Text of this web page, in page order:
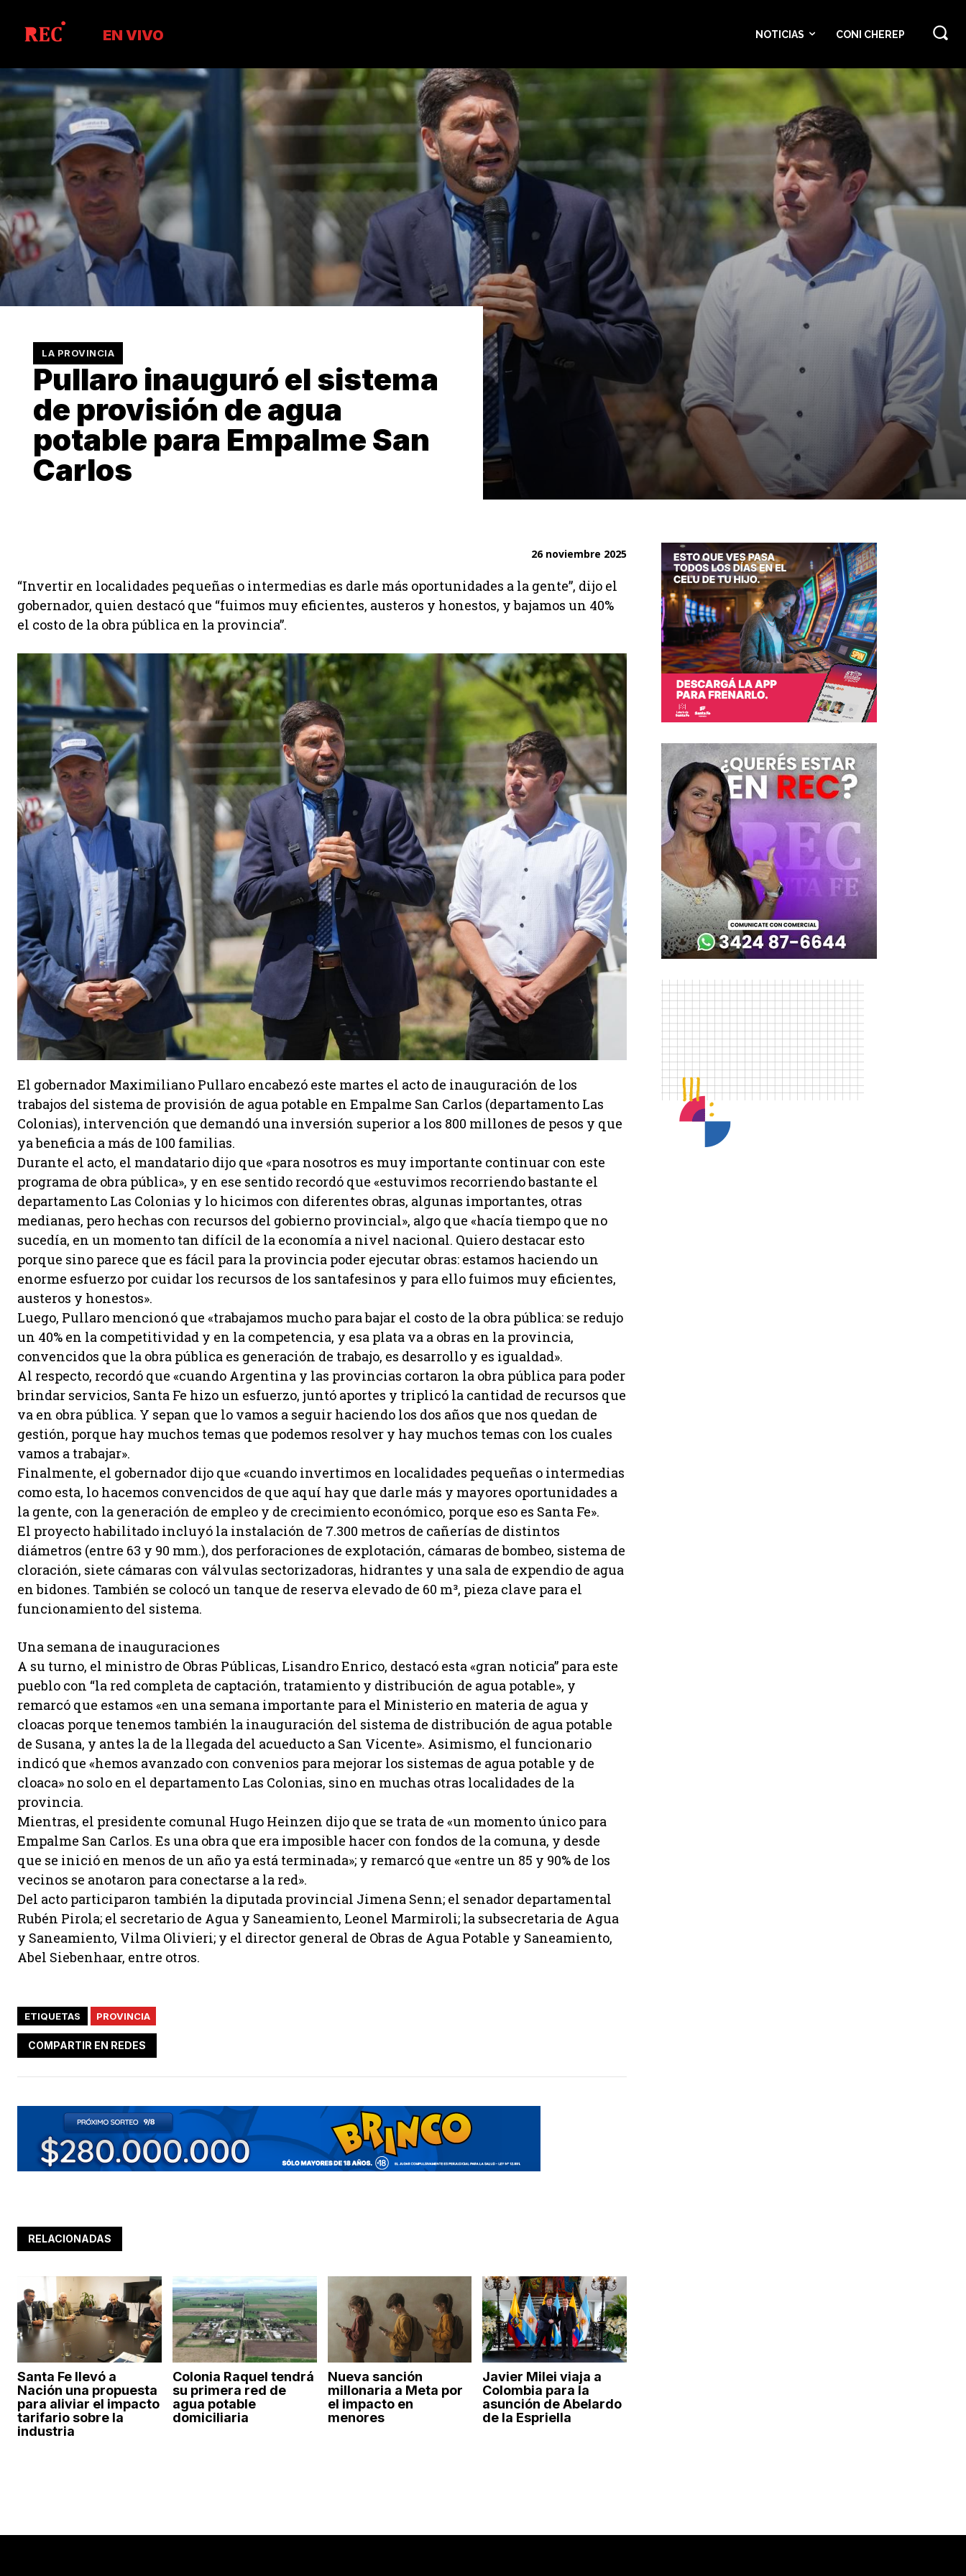
EN VIVO NOTICIAS CONI CHEREP
LA PROVINCIA
Pullaro inauguró el sistema
de provisión de agua
potable para Empalme San
Carlos
26 noviembre 2025
“Invertir en localidades pequeñas o intermedias es darle más oportunidades a la gente”, dijo el
gobernador, quien destacó que “fuimos muy eficientes, austeros y honestos, y bajamos un 40%
el costo de la obra pública en la provincia”.
El gobernador Maximiliano Pullaro encabezó este martes el acto de inauguración de los
trabajos del sistema de provisión de agua potable en Empalme San Carlos (departamento Las
Colonias), intervención que demandó una inversión superior a los 800 millones de pesos y que
ya beneficia a más de 100 familias.
Durante el acto, el mandatario dijo que «para nosotros es muy importante continuar con este
programa de obra pública», y en ese sentido recordó que «estuvimos recorriendo bastante el
departamento Las Colonias y lo hicimos con diferentes obras, algunas importantes, otras
medianas, pero hechas con recursos del gobierno provincial», algo que «hacía tiempo que no
sucedía, en un momento tan difícil de la economía a nivel nacional. Quiero destacar esto
porque sino parece que es fácil para la provincia poder ejecutar obras: estamos haciendo un
enorme esfuerzo por cuidar los recursos de los santafesinos y para ello fuimos muy eficientes,
austeros y honestos».
Luego, Pullaro mencionó que «trabajamos mucho para bajar el costo de la obra pública: se redujo
un 40% en la competitividad y en la competencia, y esa plata va a obras en la provincia,
convencidos que la obra pública es generación de trabajo, es desarrollo y es igualdad».
Al respecto, recordó que «cuando Argentina y las provincias cortaron la obra pública para poder
brindar servicios, Santa Fe hizo un esfuerzo, juntó aportes y triplicó la cantidad de recursos que
va en obra pública. Y sepan que lo vamos a seguir haciendo los dos años que nos quedan de
gestión, porque hay muchos temas que podemos resolver y hay muchos temas con los cuales
vamos a trabajar».
Finalmente, el gobernador dijo que «cuando invertimos en localidades pequeñas o intermedias
como esta, lo hacemos convencidos de que aquí hay que darle más y mayores oportunidades a
la gente, con la generación de empleo y de crecimiento económico, porque eso es Santa Fe».
El proyecto habilitado incluyó la instalación de 7.300 metros de cañerías de distintos
diámetros (entre 63 y 90 mm.), dos perforaciones de explotación, cámaras de bombeo, sistema de
cloración, siete cámaras con válvulas sectorizadoras, hidrantes y una sala de expendio de agua
en bidones. También se colocó un tanque de reserva elevado de 60 m³, pieza clave para el
funcionamiento del sistema.
Una semana de inauguraciones
A su turno, el ministro de Obras Públicas, Lisandro Enrico, destacó esta «gran noticia” para este
pueblo con “la red completa de captación, tratamiento y distribución de agua potable», y
remarcó que estamos «en una semana importante para el Ministerio en materia de agua y
cloacas porque tenemos también la inauguración del sistema de distribución de agua potable
de Susana, y antes la de la llegada del acueducto a San Vicente». Asimismo, el funcionario
indicó que «hemos avanzado con convenios para mejorar los sistemas de agua potable y de
cloaca» no solo en el departamento Las Colonias, sino en muchas otras localidades de la
provincia.
Mientras, el presidente comunal Hugo Heinzen dijo que se trata de «un momento único para
Empalme San Carlos. Es una obra que era imposible hacer con fondos de la comuna, y desde
que se inició en menos de un año ya está terminada»; y remarcó que «entre un 85 y 90% de los
vecinos se anotaron para conectarse a la red».
Del acto participaron también la diputada provincial Jimena Senn; el senador departamental
Rubén Pirola; el secretario de Agua y Saneamiento, Leonel Marmiroli; la subsecretaria de Agua
y Saneamiento, Vilma Olivieri; y el director general de Obras de Agua Potable y Saneamiento,
Abel Siebenhaar, entre otros.
ETIQUETAS PROVINCIA
COMPARTIR EN REDES
RELACIONADAS
Santa Fe llevó a
Nación una propuesta
para aliviar el impacto
tarifario sobre la
industria
Colonia Raquel tendrá
su primera red de
agua potable
domiciliaria
Nueva sanción
millonaria a Meta por
el impacto en
menores
Javier Milei viaja a
Colombia para la
asunción de Abelardo
de la Espriella